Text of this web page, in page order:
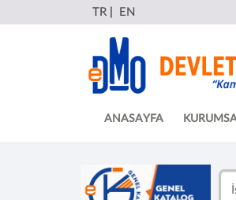
TR EN
ANASAYFA